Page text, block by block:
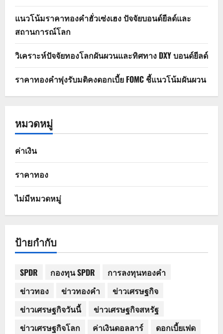
แนวโน้มราคาทองคำฮั่วเซ่งเฮง ปัจจัยบอนด์ยีลด์และ
สถานการณ์โลก
วิเคราะห์ปัจจัยทองโลกผันผวนและทิศทาง DXY บอนด์ยีลด์
ราคาทองคำพุ่งรับมติคงดอกเบี้ย FOMC ชี้แนวโน้มผันผวน
หมวดหมู่
ค่าเงิน
ราคาทอง
ไม่มีหมวดหมู่
ป้ายกำกับ
SPDR กองทุน SPDR
การลงทุนทองคำ
ข่าวทอง
ข่าวทองคำ
ข่าวเศรษฐกิจ
ข่าวเศรษฐกิจวันนี้
ข่าวเศรษฐกิจสหรัฐ
ข่าวเศรษฐกิจโลก
ค่าเงินดอลลาร์
ดอกเบี้ยเฟด